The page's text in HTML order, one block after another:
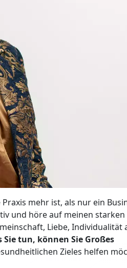
mehr ist, als nur ein
und höre auf meinen starken
Liebe, Individualität
Sie tun, können Sie Großes
Zieles helfen